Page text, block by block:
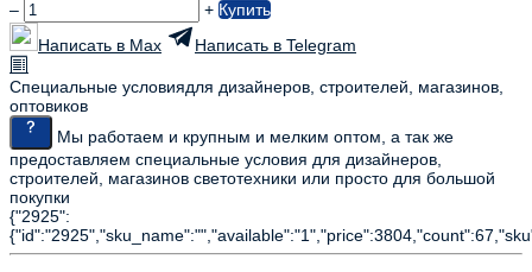
–
+ Купить
Написать в Max
Написать в Telegram
Специальные условиядля дизайнеров, строителей, магазинов,
оптовиков
Мы работаем и крупным и мелким оптом, а так же
предоставляем специальные условия для дизайнеров,
строителей, магазинов светотехники или просто для большой
покупки
{"2925":